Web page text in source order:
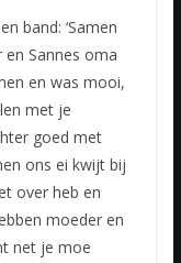
band: ‘Samen
Sannes oma
en was mooi,
met je
goed met
ons ei kwijt bij
over heb en
moeder en
net je moe